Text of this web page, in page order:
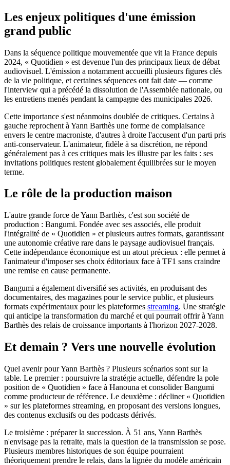
Les enjeux politiques d'une émission
grand public
Dans la séquence politique mouvementée que vit la France depuis
2024, « Quotidien » est devenue l'un des principaux lieux de débat
audiovisuel. L'émission a notamment accueilli plusieurs figures clés
de la vie politique, et certaines séquences ont fait date — comme
l'interview qui a précédé la dissolution de l'Assemblée nationale, ou
les entretiens menés pendant la campagne des municipales 2026.
Cette importance s'est néanmoins doublée de critiques. Certains à
gauche reprochent à Yann Barthès une forme de complaisance
envers le centre macroniste, d'autres à droite l'accusent d'un parti pris
anti-conservateur. L'animateur, fidèle à sa discrétion, ne répond
généralement pas à ces critiques mais les illustre par les faits : ses
invitations politiques restent globalement équilibrées sur le moyen
terme.
Le rôle de la production maison
L'autre grande force de Yann Barthès, c'est son société de
production : Bangumi. Fondée avec ses associés, elle produit
l'intégralité de « Quotidien » et plusieurs autres formats, garantissant
une autonomie créative rare dans le paysage audiovisuel français.
Cette indépendance économique est un atout précieux : elle permet à
l'animateur d'imposer ses choix éditoriaux face à TF1 sans craindre
une remise en cause permanente.
Bangumi a également diversifié ses activités, en produisant des
documentaires, des magazines pour le service public, et plusieurs
formats expérimentaux pour les plateformes streaming. Une stratégie
qui anticipe la transformation du marché et qui pourrait offrir à Yann
Barthès des relais de croissance importants à l'horizon 2027-2028.
Et demain ? Vers une nouvelle évolution
Quel avenir pour Yann Barthès ? Plusieurs scénarios sont sur la
table. Le premier : poursuivre la stratégie actuelle, défendre la pole
position de « Quotidien » face à Hanouna et consolider Bangumi
comme producteur de référence. Le deuxième : décliner « Quotidien
» sur les plateformes streaming, en proposant des versions longues,
des contenus exclusifs ou des podcasts dérivés.
Le troisième : préparer la succession. À 51 ans, Yann Barthès
n'envisage pas la retraite, mais la question de la transmission se pose.
Plusieurs membres historiques de son équipe pourraient
théoriquement prendre le relais, dans la lignée du modèle américain